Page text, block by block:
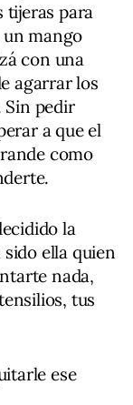
tijeras para
un mango
con una
agarrar los
Sin pedir
a que el
como
la
ella quien
nada,
tus
ese